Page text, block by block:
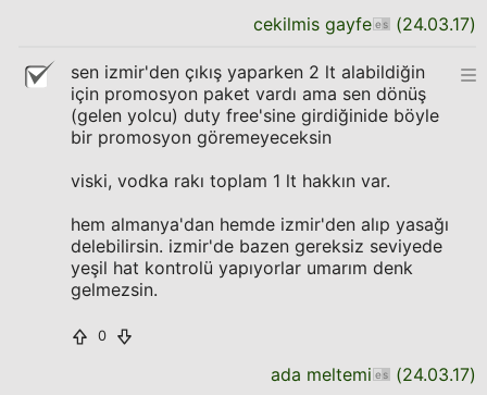
cekilmis gayfe (24.03.17)
sen izmir'den çıkış yaparken 2 lt alabildiğin
için promosyon paket vardı ama sen dönüş
(gelen yolcu) duty free'sine girdiğinide böyle
bir promosyon göremeyeceksin
viski, vodka rakı toplam 1 lt hakkın var.
hem almanya'dan hemde izmir'den alıp yasağı
delebilirsin. izmir'de bazen gereksiz seviyede
yeşil hat kontrolü yapıyorlar umarım denk
gelmezsin.
0
ada meltemi (24.03.17)